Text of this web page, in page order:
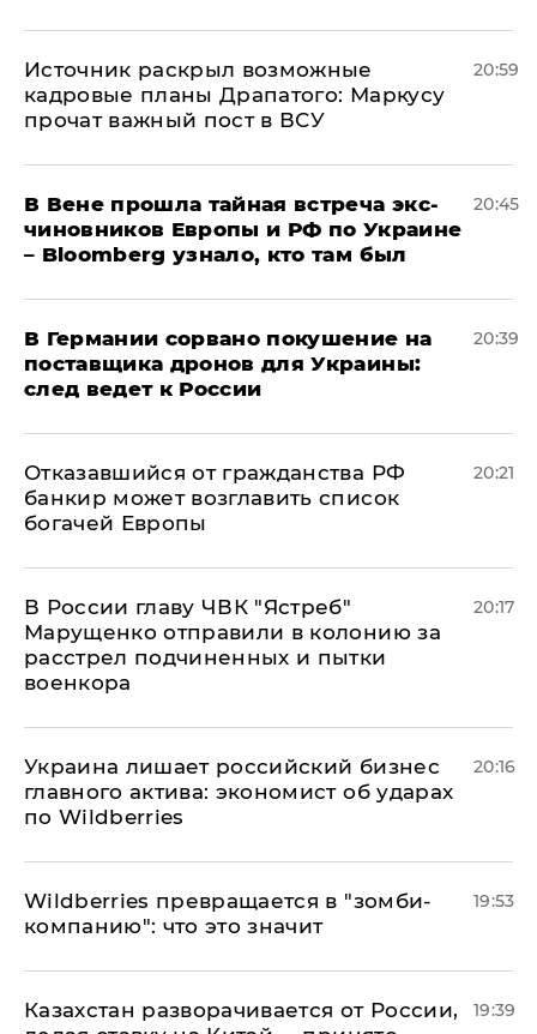
​Источник раскрыл возможные
кадровые планы Драпатого: Маркусу
прочат важный пост в ВСУ
20:59
В Вене прошла тайная встреча экс-
чиновников Европы и РФ по Украине
– Bloomberg узнало, кто там был
20:45
​В Германии сорвано покушение на
поставщика дронов для Украины:
след ведет к России
20:39
Отказавшийся от гражданства РФ
банкир может возглавить список
богачей Европы
20:21
В России главу ЧВК "Ястреб"
Марущенко отправили в колонию за
расстрел подчиненных и пытки
военкора
20:17
​Украина лишает российский бизнес
главного актива: экономист об ударах
по Wildberries
20:16
Wildberries превращается в "зомби-
компанию": что это значит
19:53
Казахстан разворачивается от России,
19:39